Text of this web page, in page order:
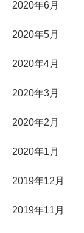
2020年6月
2020年5月
2020年4月
2020年3月
2020年2月
2020年1月
2019年12月
2019年11月